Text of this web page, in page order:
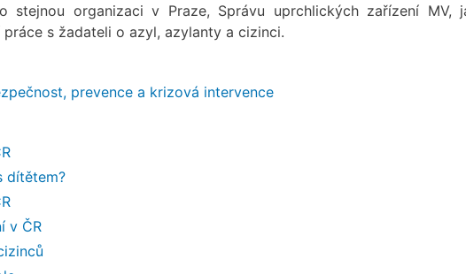
stejnou organizaci v Praze, Správu uprchlických zařízení MV,
s žadateli o azyl, azylanty a cizinci.
prevence a krizová intervence
dítětem?
v ČR